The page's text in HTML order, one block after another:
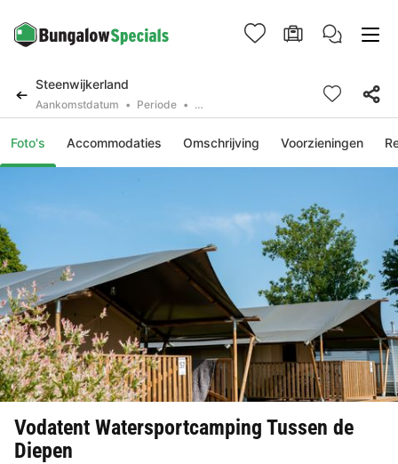
Steenwijkerland
Aankomstdatum Periode 2 deelnemers, 0 huisdier
Foto's Accommodaties Omschrijving Voorzieningen
Vodatent Watersportcamping Tussen de
Diepen